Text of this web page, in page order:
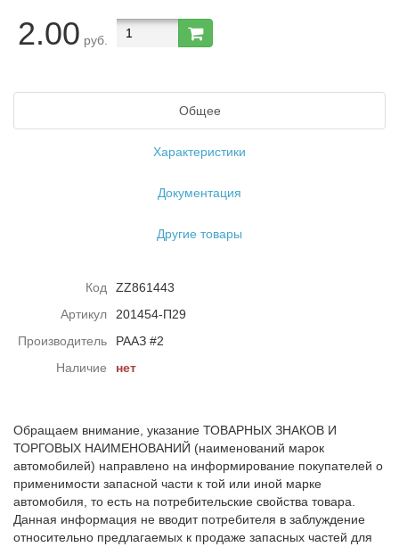
2.00 руб.
Общее
Характеристики
Документация
Другие товары
Код
ZZ861443
Артикул
201454-П29
Производитель
РААЗ #2
Наличие
нет
Обращаем внимание, указание ТОВАРНЫХ ЗНАКОВ И
ТОРГОВЫХ НАИМЕНОВАНИЙ (наименований марок
автомобилей) направлено на информирование покупателей о
применимости запасной части к той или иной марке
автомобиля, то есть на потребительские свойства товара.
Данная информация не вводит потребителя в заблуждение
относительно предлагаемых к продаже запасных частей для